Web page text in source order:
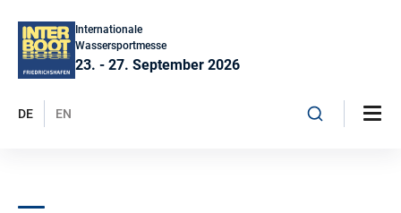
Internationale
Wassersportmesse
23. - 27. September 2026
DE EN